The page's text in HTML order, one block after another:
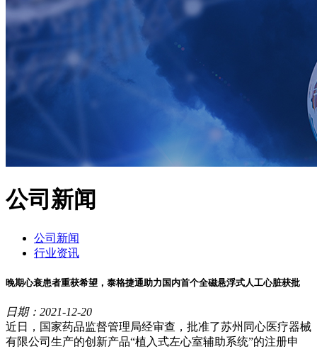
公司新闻
公司新闻
行业资讯
晚期心衰患者重获希望，泰格捷通助力国内首个全磁悬浮式人工心脏获批
日期：2021-12-20
近日，国家药品监督管理局经审查，批准了苏州同心医疗器械
有限公司生产的创新产品“植入式左心室辅助系统”的注册申